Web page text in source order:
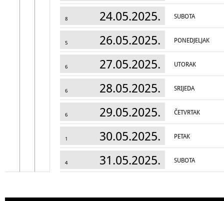
8 24.05.2025. SUBOTA
5 26.05.2025. PONEDJELJAK
6 27.05.2025. UTORAK
6 28.05.2025. SRIJEDA
6 29.05.2025. ČETVRTAK
1 30.05.2025. PETAK
4 31.05.2025. SUBOTA